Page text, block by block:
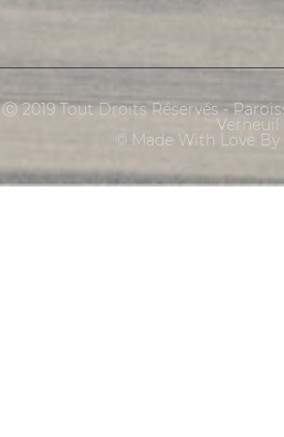
Ⓒ 2019 Tout Droits Réservés -
Verneuil
© Made With Love By